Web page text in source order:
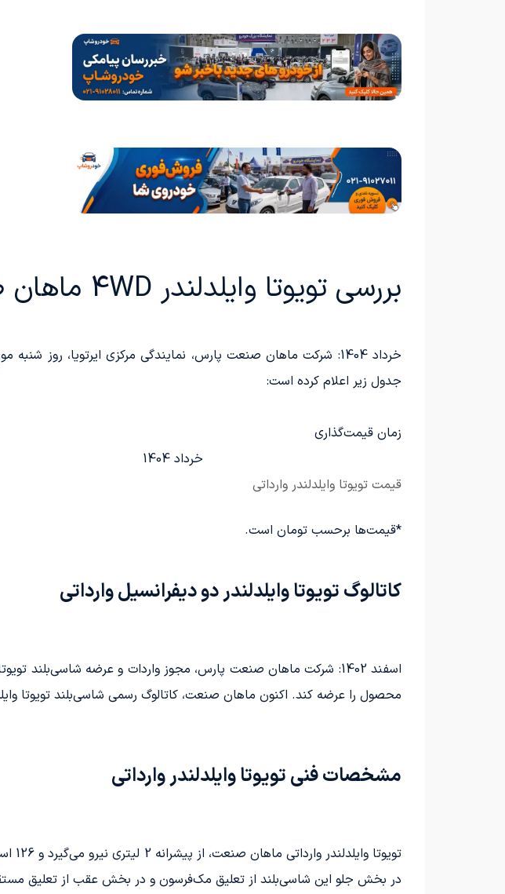
بررسی تویوتا وایلدلندر 4WD ماهان صنعت (Toyota Wildlander)
جدول زیر اعلام کرده است:
قیمت تویوتا وایلدلندر وارداتی
زمان قیمت‌گذاری
خرداد 1404
*قیمت‌ها برحسب تومان است.
کاتالوگ تویوتا وایلدلندر دو دیفرانسیل وارداتی
اسفند 1402: شرکت ماهان صنعت پارس، مجوز واردات و عرضه شاسی‌بلند تویوتا وایلدلندر را دریافت کرده است. این شرکت می‌تواند با مجوز
محصول را عرضه کند. اکنون ماهان صنعت، کاتالوگ رسمی شاسی‌بلند تویوتا
مشخصات فنی تویوتا وایلدلندر وارداتی
در بخش جلو این شاسی‌بلند از تعلیق مک‌فرسون و در بخش عقب از تعلیق